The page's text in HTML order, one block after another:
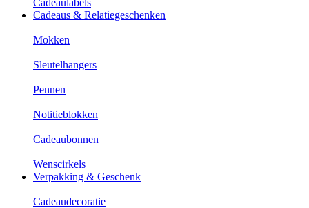
Cadeaulabels
Cadeaus & Relatiegeschenken
Mokken
Sleutelhangers
Pennen
Notitieblokken
Cadeaubonnen
Wenscirkels
Verpakking & Geschenk
Cadeaudecoratie